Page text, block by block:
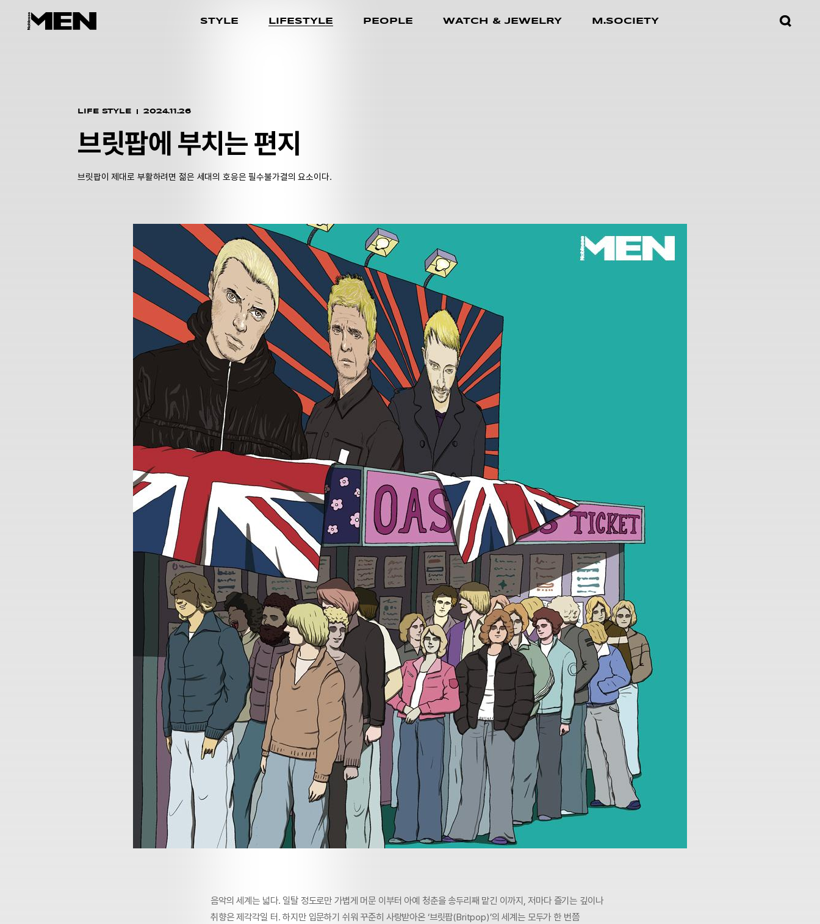
STYLE LIFESTYLE PEOPLE WATCH & JEWELRY M.SOCIETY
LIFE STYLE 2024.11.26
브릿팝에 부치는 편지
브릿팝이 제대로 부활하려면 젊은 세대의 호응은 필수불가결의 요소이다.
음악의 세계는 넓다. 일탈 정도로만 가볍게 머문 이부터 아예 청춘을 송두리째 맡긴 이까지, 저마다 즐기는 깊이나
취향은 제각각일 터. 하지만 입문하기 쉬워 꾸준히 사랑받아온 ‘브릿팝(Britpop)’의 세계는 모두가 한 번쯤